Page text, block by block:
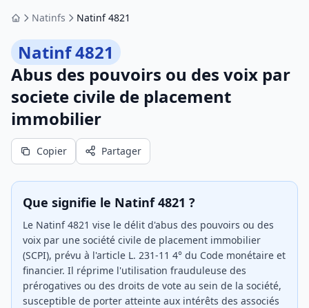
AccueilNatinfs Natinf 4821
Natinf 4821
Abus des pouvoirs ou des voix par
societe civile de placement
immobilier
Copier Partager
Que signifie le Natinf 4821 ?
Le Natinf 4821 vise le délit d'abus des pouvoirs ou des
voix par une société civile de placement immobilier
(SCPI), prévu à l'article L. 231-11 4° du Code monétaire et
financier. Il réprime l'utilisation frauduleuse des
prérogatives ou des droits de vote au sein de la société,
susceptible de porter atteinte aux intérêts des associés